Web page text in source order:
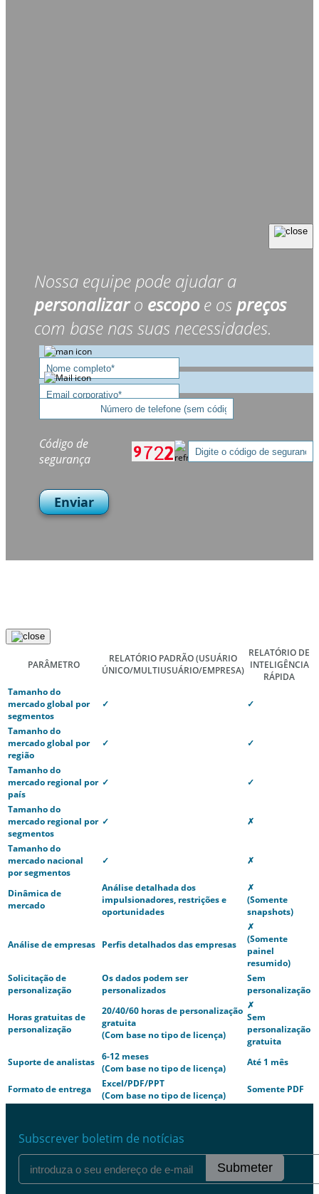
Nossa equipe pode ajudar a
personalizaro escopoe ospreços
com base nas suas necessidades.
Código de
segurança
Enviar
PARÂMETRO
RELATÓRIO PADRÃO(USUÁRIO
ÚNICO/MULTIUSUÁRIO/EMPRESA)
RELATÓRIO DE
INTELIGÊNCIA
RÁPIDA
Tamanho do
mercado global por
segmentos
✓ ✓
Tamanho do
mercado global por
região
✓ ✓
Tamanho do
mercado regional por
país
✓ ✓
Tamanho do
mercado regional por
segmentos
✓ ✗
Tamanho do
mercado nacional
por segmentos
✓ ✗
Dinâmica de
mercado
Análise detalhada dos
impulsionadores, restrições e
oportunidades
✗
(Somente
snapshots)
Análise de empresas Perfis detalhados das empresas
✗
(Somente
painel
resumido)
Solicitação de
personalização
Os dados podem ser
personalizados
Sem
personalização
Horas gratuitas de
personalização
20/40/60 horas de personalização
gratuita
(Com base no tipo de licença)
✗
Sem
personalização
gratuita
Suporte de analistas 6-12 meses
(Com base no tipo de licença)
Até 1 mês
Formato de entrega
Excel/PDF/PPT
(Com base no tipo de licença)
Somente PDF
Subscrever boletim de notícias
Submeter